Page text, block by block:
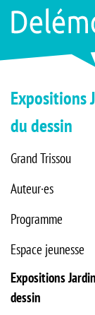
Expositions
du dessin
Grand Trissou
Auteur·es
Programme
Espace jeunesse
Expositions
dessin